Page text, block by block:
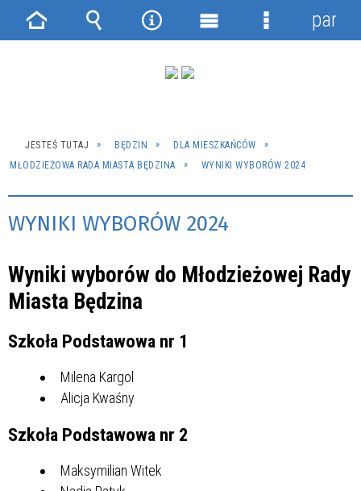
JESTEŚ TUTAJ BĘDZIN
DLA MIESZKAŃCÓW
MŁODZIEŻOWA RADA MIASTA BĘDZINA
WYNIKI WYBORÓW 2024
WYNIKI WYBORÓW 2024
Wyniki wyborów do Młodzieżowej Rady
Miasta Będzina
Szkoła Podstawowa nr 1
Milena Kargol
Alicja Kwaśny
Szkoła Podstawowa nr 2
Maksymilian Witek
Strona Wyszukiwarka
NarzędziaMenu
Menu
panel